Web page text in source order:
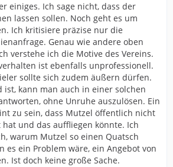
einiges. Ich sage nicht, dass der
lassen sollen. Noch geht es um
Ich kritisiere präzise nur die
Genau wie andere oben
verstehe ich die Motive des Vereins.
ist ebenfalls unprofessionell.
sollte sich zudem äußern dürfen.
kann man auch in einer solchen
ohne Unruhe auszulösen. Ein
zu sein, dass Mutzel öffentlich nicht
und das auffliegen könnte. Ich
warum Mutzel so einen Quatsch
es ein Problem wäre, ein Angebot von
Ist doch keine große Sache.